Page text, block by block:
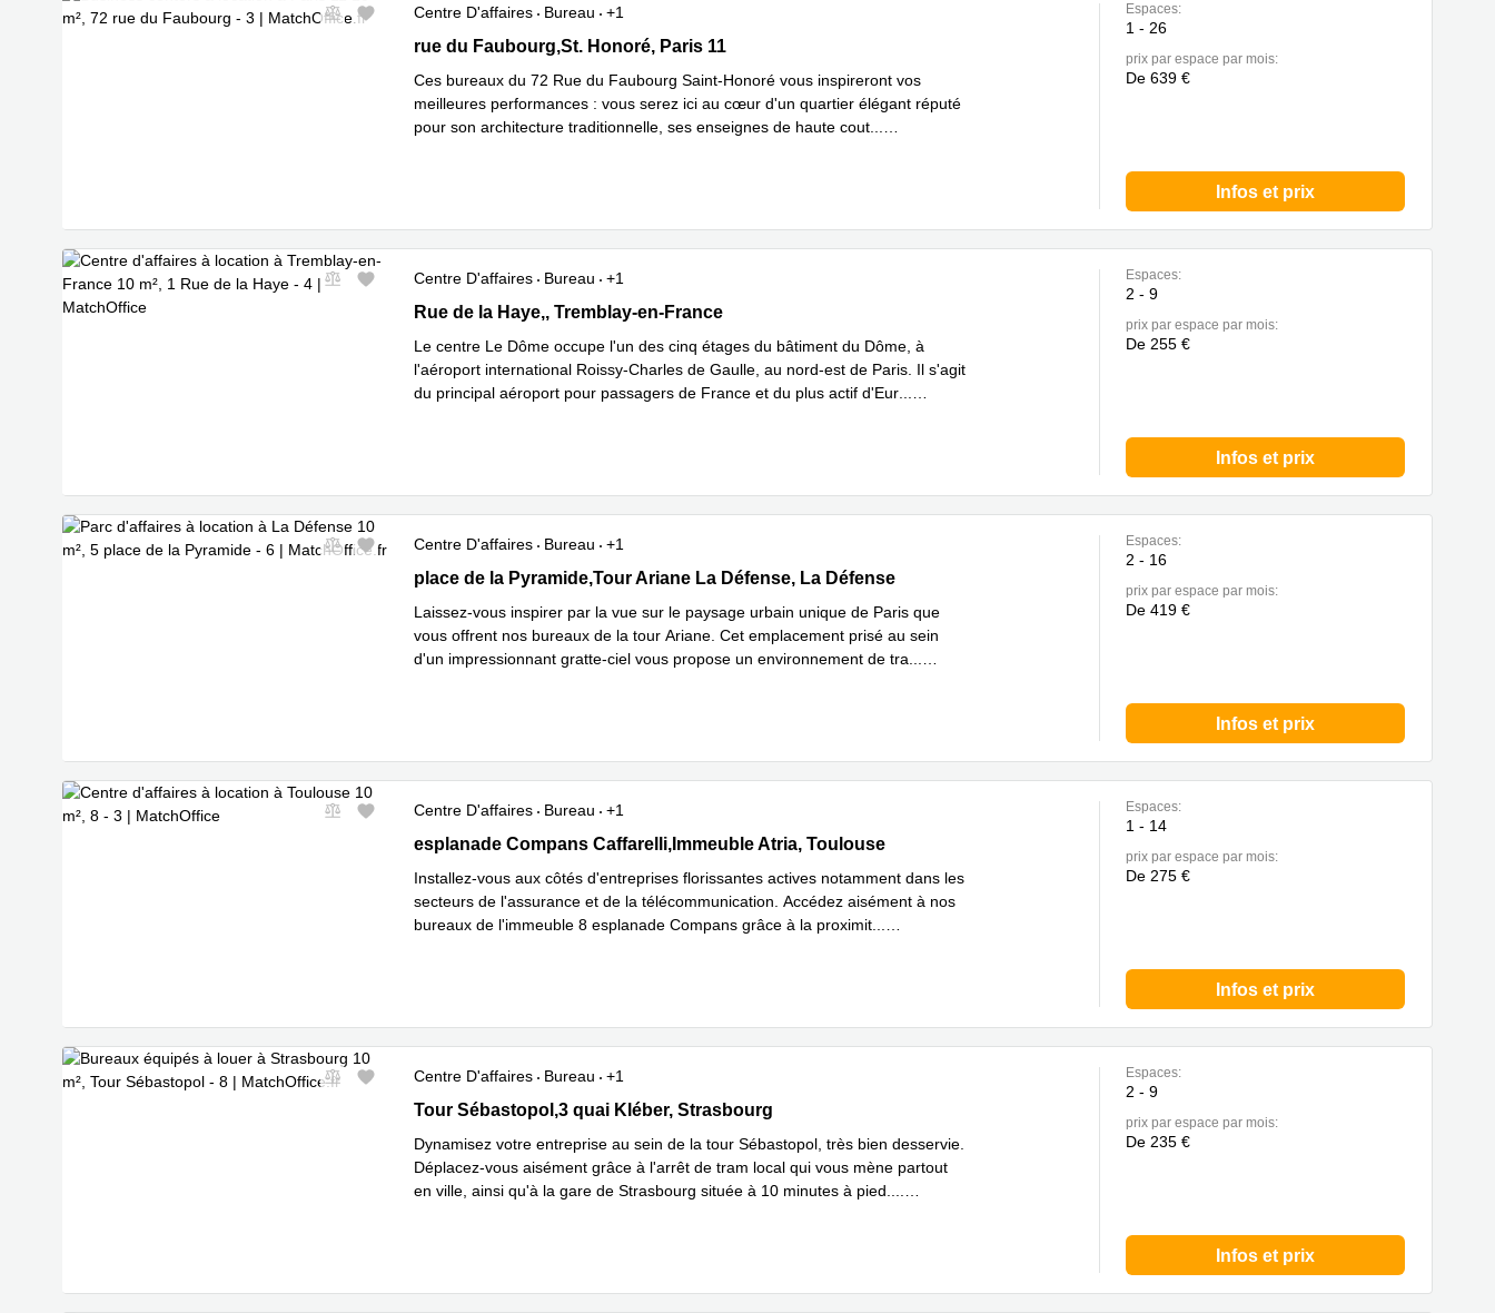
Centre D'affaires Bureau
+1
72 rue du Faubourg,St. Honoré, Paris 11
rue du Faubourg,St. Honoré, Paris 11
Ces bureaux du 72 Rue du Faubourg Saint-Honoré vous inspireront vos
meilleures performances : vous serez ici au cœur d'un quartier élégant réputé
pour son architecture traditionnelle, ses enseignes de haute cout
Espaces:
1 - 26
prix par espace par mois:
De 639 €
Infos et prix
Centre D'affaires Bureau
+1
1 Rue de la Haye, 5e étage,Le Dôme, BP 12910, Tremblay-en-France
Rue de la Haye,, Tremblay-en-France
Le centre Le Dôme occupe l'un des cinq étages du bâtiment du Dôme, à
l'aéroport international Roissy-Charles de Gaulle, au nord-est de Paris. Il s'agit
du principal aéroport pour passagers de France et du plus actif d'Eur
Espaces:
2 - 9
prix par espace par mois:
De 255 €
Infos et prix
Centre D'affaires Bureau
+1
5 place de la Pyramide,Tour Ariane La Défense 9,La Défense Cedex, La Défense
place de la Pyramide,Tour Ariane La Défense, La Défense
Laissez-vous inspirer par la vue sur le paysage urbain unique de Paris que
vous offrent nos bureaux de la tour Ariane. Cet emplacement prisé au sein
d'un impressionnant gratte-ciel vous propose un environnement de tra
Espaces:
2 - 16
prix par espace par mois:
De 419 €
Infos et prix
Centre D'affaires Bureau
+1
8, esplanade Compans Caffarelli,Immeuble Atria, Toulouse
esplanade Compans Caffarelli,Immeuble Atria, Toulouse
Installez-vous aux côtés d'entreprises florissantes actives notamment dans les
secteurs de l'assurance et de la télécommunication. Accédez aisément à nos
bureaux de l'immeuble 8 esplanade Compans grâce à la proximit
Espaces:
1 - 14
prix par espace par mois:
De 275 €
Infos et prix
Centre D'affaires Bureau
+1
Tour Sébastopol,3 quai Kléber, Strasbourg
Tour Sébastopol,3 quai Kléber, Strasbourg
Dynamisez votre entreprise au sein de la tour Sébastopol, très bien desservie.
Déplacez-vous aisément grâce à l'arrêt de tram local qui vous mène partout
en ville, ainsi qu'à la gare de Strasbourg située à 10 minutes à pied.
Espaces:
2 - 9
prix par espace par mois:
De 235 €
Infos et prix